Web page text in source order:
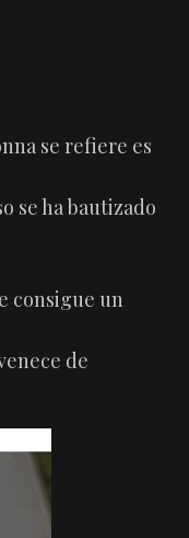
se refiere es
se ha bautizado
consigue un
de